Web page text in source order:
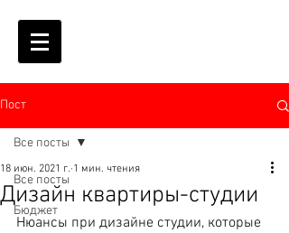
Пост
Все посты
Бюджет
Все посты
Дизайн квартиры-студии
18 июн. 2021 г. 1 мин. чтения
Нюансы при дизайне студии, которые